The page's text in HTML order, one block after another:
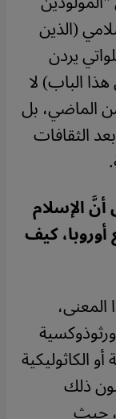
(الذين
يردن
الباب) لا
الماضي، بل
الثقافات
الإسلام
كيف
الكاثوليكية
ذلك